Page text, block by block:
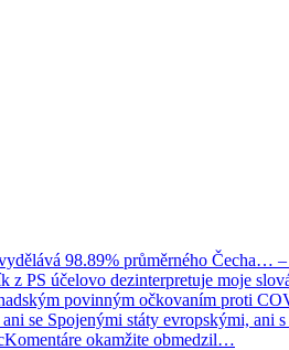
98.89% průměrného Čecha…
z PS účelovo dezinterpretuje moje
povinným očkovaním proti
se Spojenými státy evropskými, ani
okamžite obmedzil…